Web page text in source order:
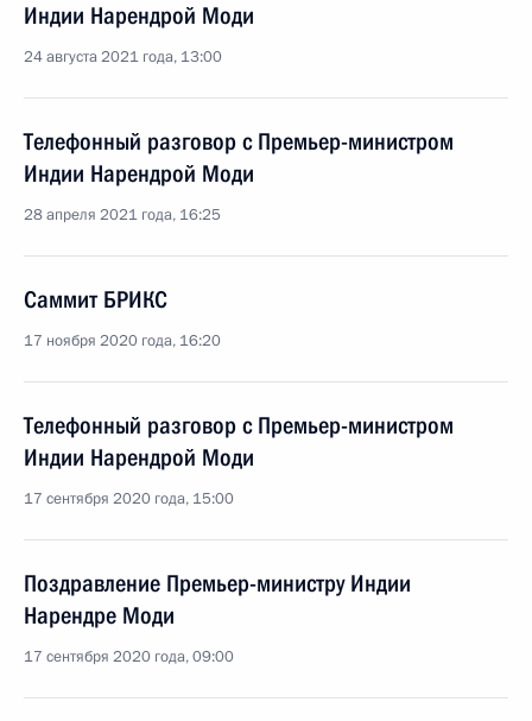
Индии Нарендрой Моди
24 августа 2021 года, 13:00
Телефонный разговор с Премьер-министром
Индии Нарендрой Моди
28 апреля 2021 года, 16:25
Саммит БРИКС
17 ноября 2020 года, 16:20
Телефонный разговор с Премьер-министром
Индии Нарендрой Моди
17 сентября 2020 года, 15:00
Поздравление Премьер-министру Индии
Нарендре Моди
17 сентября 2020 года, 09:00